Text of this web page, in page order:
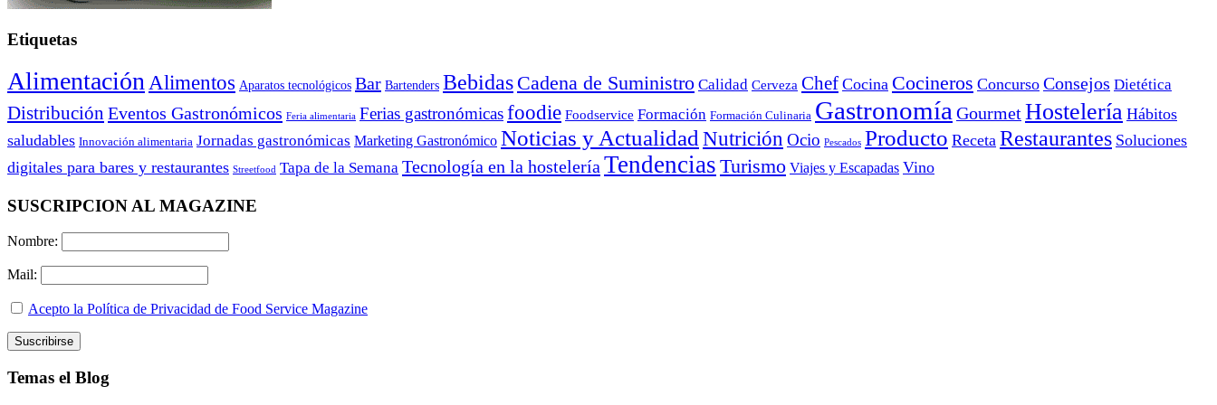
Etiquetas
Alimentación Alimentos Aparatos tecnológicos Bar Bartenders Bebidas Cadena de Suministro Calidad Cerveza Chef Cocina Cocineros Concurso Consejos Dietética
Distribución Eventos Gastronómicos Feria alimentaria Ferias gastronómicasfoodie Foodservice Formación Formación Culinaria Gastronomía GourmetHostelería Hábitos
saludables Innovación alimentaria Jornadas gastronómicas Marketing Gastronómico Noticias y Actualidad Nutrición Ocio Pescados Producto Receta Restaurantes Soluciones
digitales para bares y restaurantes Streetfood Tapa de la Semana Tecnología en la hostelería Tendencias Turismo Viajes y Escapadas Vino
SUSCRIPCION AL MAGAZINE
Nombre:
Mail:
Acepto la Política de Privacidad de Food Service Magazine
Temas el Blog